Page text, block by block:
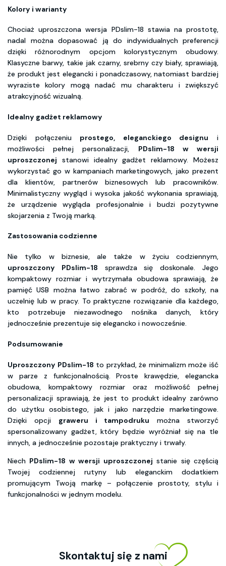
Kolory i warianty
Chociaż uproszczona wersja PDslim-18 stawia na prostotę,
nadal można dopasować ją do indywidualnych preferencji
dzięki różnorodnym opcjom kolorystycznym obudowy.
Klasyczne barwy, takie jak czarny, srebrny czy biały, sprawiają,
że produkt jest elegancki i ponadczasowy, natomiast bardziej
wyraziste kolory mogą nadać mu charakteru i zwiększyć
atrakcyjność wizualną.
Idealny gadżet reklamowy
Dzięki połączeniu prostego, eleganckiego designu i
możliwości pełnej personalizacji, PDslim-18 w wersji
uproszczonej stanowi idealny gadżet reklamowy. Możesz
wykorzystać go w kampaniach marketingowych, jako prezent
dla klientów, partnerów biznesowych lub pracowników.
Minimalistyczny wygląd i wysoka jakość wykonania sprawiają,
że urządzenie wygląda profesjonalnie i budzi pozytywne
skojarzenia z Twoją marką.
Zastosowania codzienne
Nie tylko w biznesie, ale także w życiu codziennym,
uproszczony PDslim-18 sprawdza się doskonale. Jego
kompaktowy rozmiar i wytrzymała obudowa sprawiają, że
pamięć USB można łatwo zabrać w podróż, do szkoły, na
uczelnię lub w pracy. To praktyczne rozwiązanie dla każdego,
kto potrzebuje niezawodnego nośnika danych, który
jednocześnie prezentuje się elegancko i nowocześnie.
Podsumowanie
Uproszczony PDslim-18 to przykład, że minimalizm może iść
w parze z funkcjonalnością. Proste krawędzie, elegancka
obudowa, kompaktowy rozmiar oraz możliwość pełnej
personalizacji sprawiają, że jest to produkt idealny zarówno
do użytku osobistego, jak i jako narzędzie marketingowe.
Dzięki opcji graweru i tampodruku można stworzyć
spersonalizowany gadżet, który będzie wyróżniał się na tle
innych, a jednocześnie pozostaje praktyczny i trwały.
Niech PDslim-18 w wersji uproszczonej stanie się częścią
Twojej codziennej rutyny lub eleganckim dodatkiem
promującym Twoją markę – połączenie prostoty, stylu i
funkcjonalności w jednym modelu.
Skontaktuj się z nami